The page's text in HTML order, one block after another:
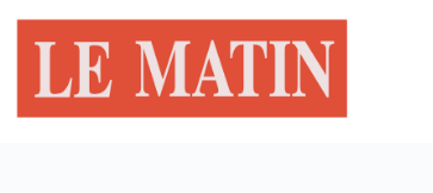
contenu